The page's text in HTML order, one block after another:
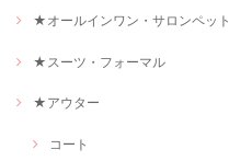
★オールインワン・サロンペット
★スーツ・フォーマル
★アウター
コート